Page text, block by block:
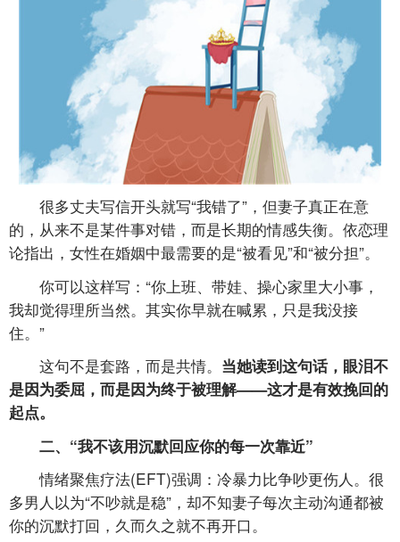
很多丈夫写信开头就写“我错了”，但妻子真正在意
的，从来不是某件事对错，而是长期的情感失衡。依恋理
论指出，女性在婚姻中最需要的是“被看见”和“被分担”。
你可以这样写：“你上班、带娃、操心家里大小事，
我却觉得理所当然。其实你早就在喊累，只是我没接
住。”
这句不是套路，而是共情。 当她读到这句话，眼泪不
是因为委屈，而是因为终于被理解——这才是有效挽回的
起点。
二、“我不该用沉默回应你的每一次靠近”
情绪聚焦疗法(EFT)强调：冷暴力比争吵更伤人。很
多男人以为“不吵就是稳”，却不知妻子每次主动沟通都被
你的沉默打回，久而久之就不再开口。